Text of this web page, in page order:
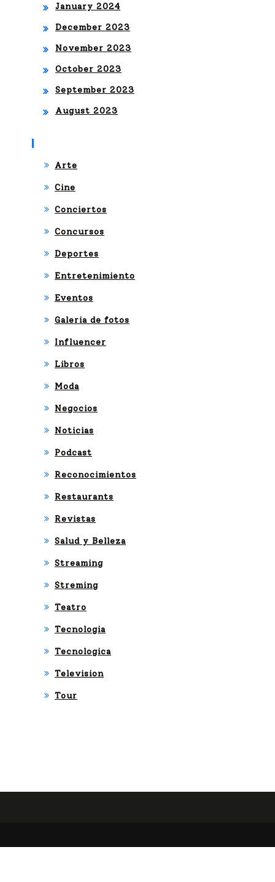
January 2024
December 2023
November 2023
October 2023
September 2023
August 2023
Arte
Cine
Conciertos
Concursos
Deportes
Entretenimiento
Eventos
Galeria de fotos
Influencer
Libros
Moda
Negocios
Noticias
Podcast
Reconocimientos
Restaurants
Revistas
Salud y Belleza
Streaming
Streming
Teatro
Tecnologia
Tecnologica
Television
Tour